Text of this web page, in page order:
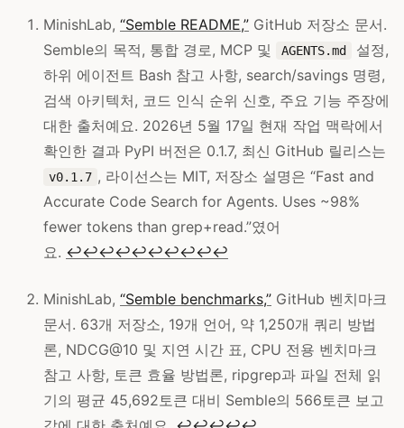
MinishLab, “Semble README,” GitHub 저장소 문서.
Semble의 목적, 통합 경로, MCP 및
AGENTS.md
설정,
하위 에이전트 Bash 참고 사항, search/savings 명령,
검색 아키텍처, 코드 인식 순위 신호, 주요 기능 주장에
대한 출처예요. 2026년 5월 17일 현재 작업 맥락에서
확인한 결과 PyPI 버전은 0.1.7, 최신 GitHub 릴리스는
v0.1.7 , 라이선스는 MIT, 저장소 설명은 “Fast and
Accurate Code Search for Agents. Uses ~98%
fewer tokens than grep+read.”였어
요. ↩↩↩↩↩↩↩↩↩↩
MinishLab, “Semble benchmarks,” GitHub 벤치마크
문서. 63개 저장소, 19개 언어, 약 1,250개 쿼리 방법
론, NDCG@10 및 지연 시간 표, CPU 전용 벤치마크
참고 사항, 토큰 효율 방법론, ripgrep과 파일 전체 읽
기의 평균 45,692토큰 대비 Semble의 566토큰 보고